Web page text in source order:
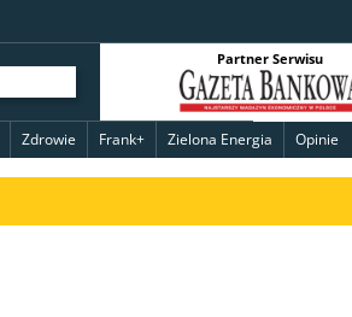
Partner Serwisu
Zdrowie Frank+ Zielona Energia Opinie